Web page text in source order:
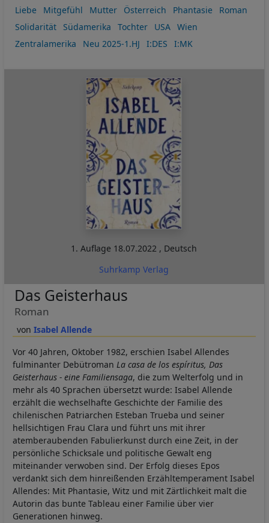
Liebe
Mitgefühl Mutter Österreich Phantasie
Roman
Solidarität
Südamerika Tochter USA
Wien
Zentralamerika
Neu 2025-1.HJ I:DES I:MK
1. Auflage 18.07.2022 , Deutsch
Suhrkamp Verlag
Isabel Allende
Das Geisterhaus
Roman
Vor 40 Jahren, Oktober 1982, erschien Isabel Allendes
fulminanter Debütroman La casa de los espíritus, Das
Geisterhaus - eine Familiensaga, die zum Welterfolg und in
mehr als 40 Sprachen übersetzt wurde: Isabel Allende
erzählt die wechselhafte Geschichte der Familie des
chilenischen Patriarchen Esteban Trueba und seiner
hellsichtigen Frau Clara und führt uns mit ihrer
atemberaubenden Fabulierkunst durch eine Zeit, in der
persönliche Schicksale und politische Gewalt eng
miteinander verwoben sind. Der Erfolg dieses Epos
verdankt sich dem hinreißenden Erzähltemperament Isabel
Allendes: Mit Phantasie, Witz und mit Zärtlichkeit malt die
Autorin das bunte Tableau einer Familie über vier
Generationen hinweg.